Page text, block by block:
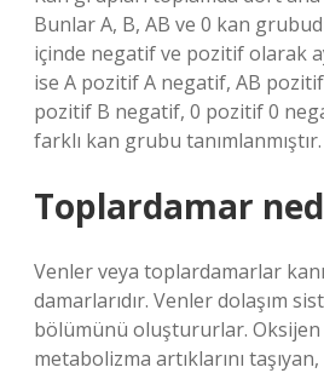
Bunlar A, B, AB ve 0 kan
içinde negatif ve pozitif olarak
ise A pozitif A negatif, AB
pozitif B negatif, 0 pozitif 0
farklı kan grubu tanımlanmıştır.
Toplardamar
Venler veya toplardamarlar
damarlarıdır. Venler dolaşım
bölümünü oluştururlar. Oksijen
metabolizma artıklarını